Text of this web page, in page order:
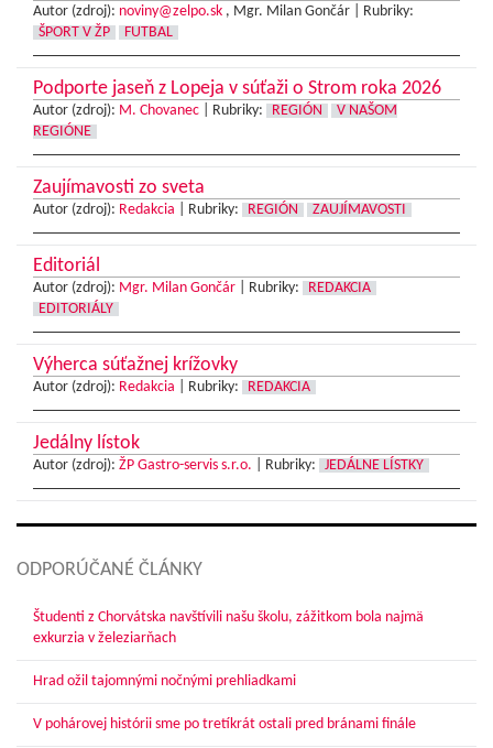
Autor (zdroj): noviny@zelpo.sk , Mgr. Milan Gončár |
Rubriky:
ŠPORT V ŽP
FUTBAL
Podporte jaseň z Lopeja v súťaži o Strom roka 2026
Autor (zdroj): M. Chovanec Rubriky: REGIÓN
V NAŠOM
REGIÓNE
Zaujímavosti zo sveta
Autor (zdroj): Redakcia Rubriky: REGIÓN ZAUJÍMAVOSTI
Editoriál
Autor (zdroj): Mgr. Milan Gončár Rubriky:
REDAKCIA
EDITORIÁLY
Výherca súťažnej krížovky
Autor (zdroj): Redakcia Rubriky: REDAKCIA
Jedálny lístok
Autor (zdroj): ŽP Gastro-servis s.r.o. Rubriky: JEDÁLNE LÍSTKY
ODPORÚČANÉ ČLÁNKY
Študenti z Chorvátska navštívili našu školu, zážitkom bola najmä
exkurzia v železiarňach
Hrad ožil tajomnými nočnými prehliadkami
V pohárovej histórii sme po tretíkrát ostali pred bránami finále